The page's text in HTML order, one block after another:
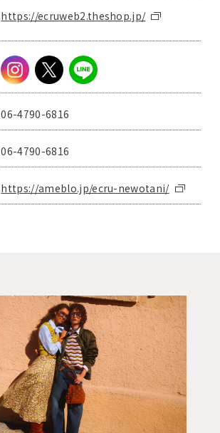
https://ecruweb2.theshop.jp/
06-4790-6816
06-4790-6816
https://ameblo.jp/ecru-newotani/